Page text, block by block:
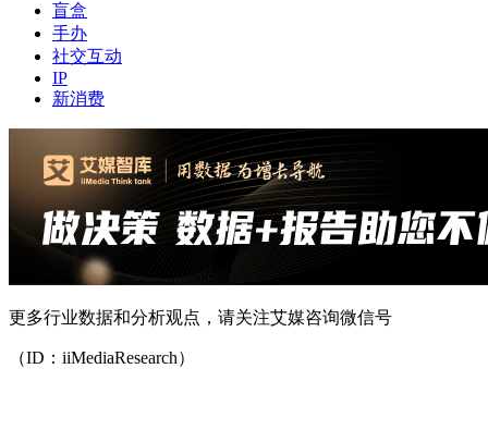
盲盒
手办
社交互动
IP
新消费
更多行业数据和分析观点，请关注艾媒咨询微信号
（ID：iiMediaResearch）